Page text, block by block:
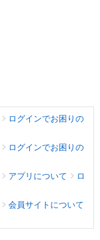
ログインでお困りの
ログインでお困りの
アプリについて
ロ
会員サイトについて